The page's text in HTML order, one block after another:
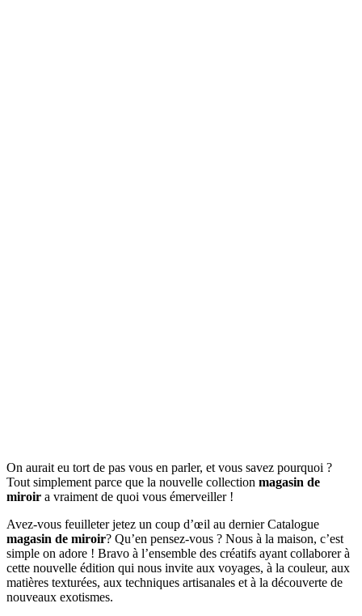
On aurait eu tort de pas vous en parler, et vous savez pourquoi ?
Tout simplement parce que la nouvelle collection magasin de
miroir a vraiment de quoi vous émerveiller !
Avez-vous feuilleter jetez un coup d’œil au dernier Catalogue
magasin de miroir? Qu’en pensez-vous ? Nous à la maison, c’est
simple on adore ! Bravo à l’ensemble des créatifs ayant collaborer à
cette nouvelle édition qui nous invite aux voyages, à la couleur, aux
matières texturées, aux techniques artisanales et à la découverte de
nouveaux exotismes.